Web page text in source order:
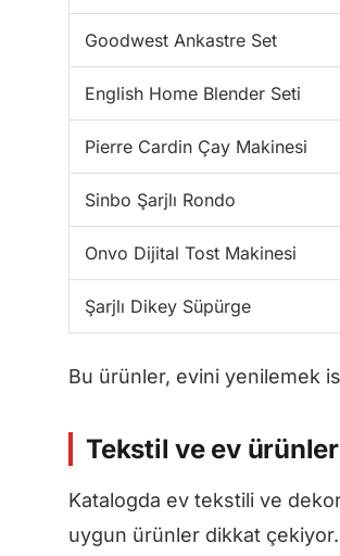
Goodwest Ankastre Set
English Home Blender Seti
Pierre Cardin Çay Makinesi
Sinbo Şarjlı Rondo
Onvo Dijital Tost Makinesi
Şarjlı Dikey Süpürge
Bu ürünler, evini yenilemek
Tekstil ve ev
Katalogda ev tekstili ve
uygun ürünler dikkat çekiyor.